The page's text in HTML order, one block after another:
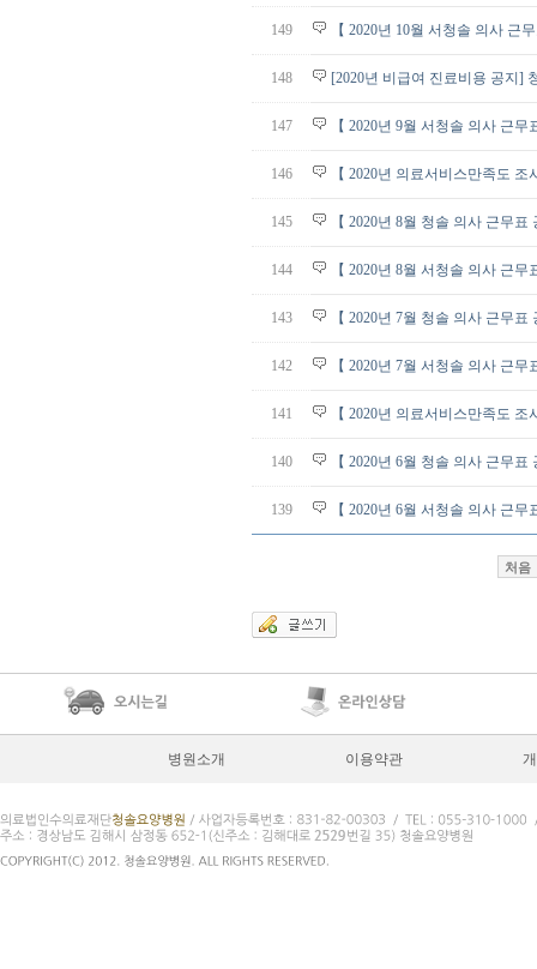
149 【 2020년 10월 서청솔 의사 근
148 [2020년 비급여 진료비용 공지]
147 【 2020년 9월 서청솔 의사 근무
146 【 2020년 의료서비스만족도
145 【 2020년 8월 청솔 의사 근무표
144 【 2020년 8월 서청솔 의사 근무
143 【 2020년 7월 청솔 의사 근무표
142 【 2020년 7월 서청솔 의사 근무
141 【 2020년 의료서비스만족도
140 【 2020년 6월 청솔 의사 근무표
139 【 2020년 6월 서청솔 의사 근무
처음
병원소개 이용약관